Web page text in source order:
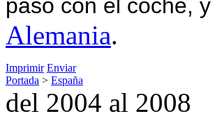
paso con el coche,
Alemania.
Imprimir Enviar
Portada > España
del 2004 al 2008